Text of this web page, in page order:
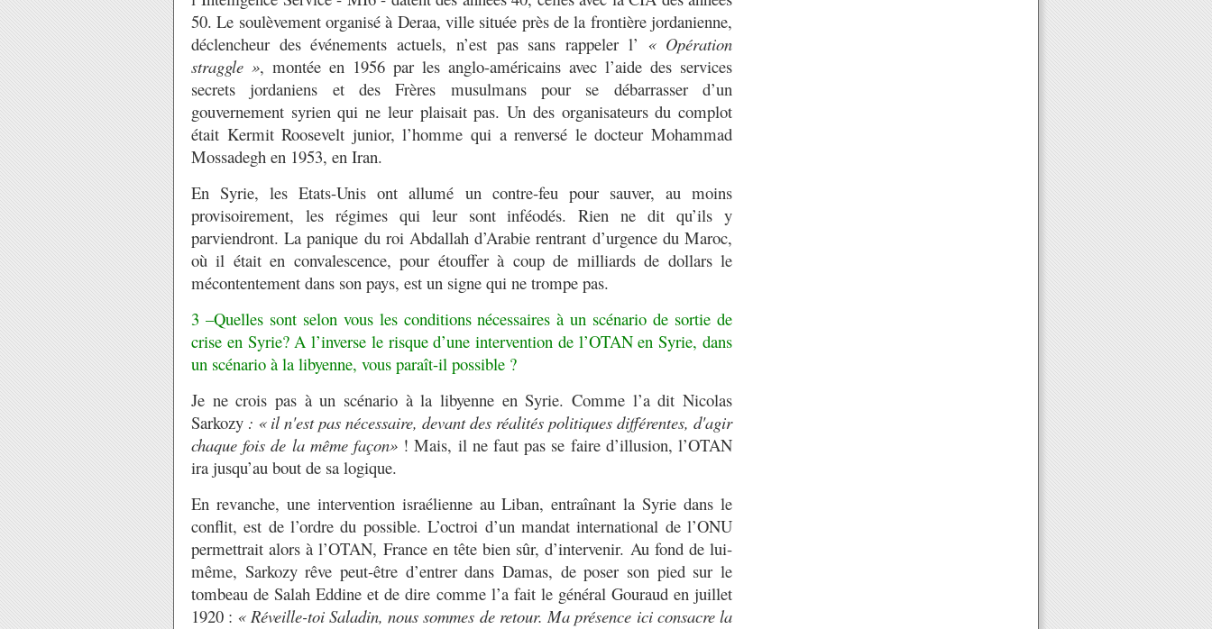
50. Le soulèvement organisé à Deraa, ville située près de la frontière jordanienne,
déclencheur des événements actuels, n’est pas sans rappeler l’ « Opération
straggle », montée en 1956 par les anglo-américains avec l’aide des services
secrets jordaniens et des Frères musulmans pour se débarrasser d’un
gouvernement syrien qui ne leur plaisait pas. Un des organisateurs du complot
était Kermit Roosevelt junior, l’homme qui a renversé le docteur Mohammad
Mossadegh en 1953, en Iran.
En Syrie, les Etats-Unis ont allumé un contre-feu pour sauver, au moins
provisoirement, les régimes qui leur sont inféodés. Rien ne dit qu’ils y
parviendront. La panique du roi Abdallah d’Arabie rentrant d’urgence du Maroc,
où il était en convalescence, pour étouffer à coup de milliards de dollars le
mécontentement dans son pays, est un signe qui ne trompe pas.
3 –Quelles sont selon vous les conditions nécessaires à un scénario de sortie de
crise en Syrie? A l’inverse le risque d’une intervention de l’OTAN en Syrie, dans
un scénario à la libyenne, vous paraît-il possible ?
Je ne crois pas à un scénario à la libyenne en Syrie. Comme l’a dit Nicolas
Sarkozy : « il n'est pas nécessaire, devant des réalités politiques différentes, d'agir
chaque fois de la même façon» ! Mais, il ne faut pas se faire d’illusion, l’OTAN
ira jusqu’au bout de sa logique.
En revanche, une intervention israélienne au Liban, entraînant la Syrie dans le
conflit, est de l’ordre du possible. L’octroi d’un mandat international de l’ONU
permettrait alors à l’OTAN, France en tête bien sûr, d’intervenir. Au fond de lui-
même, Sarkozy rêve peut-être d’entrer dans Damas, de poser son pied sur le
tombeau de Salah Eddine et de dire comme l’a fait le général Gouraud en juillet
1920 : « Réveille-toi Saladin, nous sommes de retour. Ma présence ici consacre la